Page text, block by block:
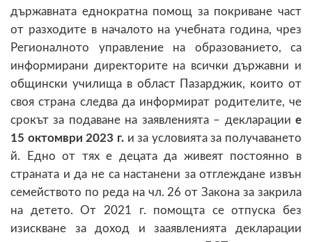
държавната еднократна помощ за покриване част
от разходите в началото на учебната година, чрез
Регионалното управление на образованието, са
информирани директорите на всички държавни и
общински училища в област Пазарджик, които от
своя страна следва да информират родителите, че
срокът за подаване на заявленията – декларации е
15 октомври 2023 г.и за условията за получаването
й. Едно от тях е децата да живеят постоянно в
страната и да не са настанени за отглеждане извън
семейството по реда на чл. 26 от Закона за закрила
на детето. От 2021 г. помощта се отпуска без
изискване за доход и зааявленията декларации